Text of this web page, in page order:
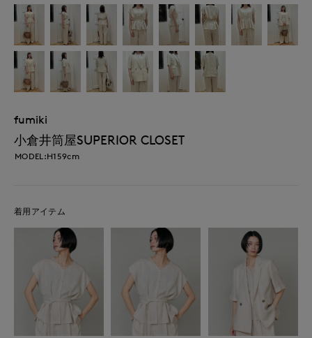
fumiki
小倉井筒屋SUPERIOR CLOSET
MODEL:H159cm
着用アイテム